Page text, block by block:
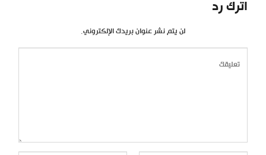
اترك رد
لن يتم نشر عنوان بريدك الإلكتروني.